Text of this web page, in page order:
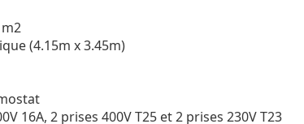
(4.15m x 3.45m)
16A, 2 prises 400V T25 et 2 prises 230V T23